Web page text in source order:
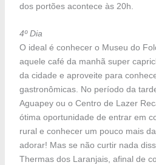
dos portões acontece às 20h.
4º Dia
O ideal é conhecer o Museu do
aquele café da manhã super
da cidade e aproveite para
gastronômicas. No período da
Aguapey ou o Centro de Lazer
ótima oportunidade de entrar em
rural e conhecer um pouco mais
adorar! Mas se não curtir nada
Thermas dos Laranjais, afinal de